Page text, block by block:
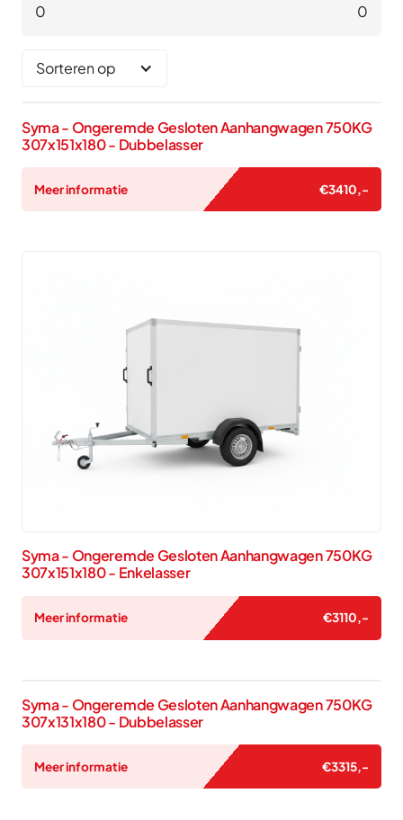
0 0
Sorteren op
Syma - Ongeremde Gesloten Aanhangwagen 750KG
307x151x180 - Dubbelasser
Meer informatie €3410,-
Syma - Ongeremde Gesloten Aanhangwagen 750KG
307x151x180 - Enkelasser
Meer informatie €3110,-
Syma - Ongeremde Gesloten Aanhangwagen 750KG
307x131x180 - Dubbelasser
Meer informatie €3315,-